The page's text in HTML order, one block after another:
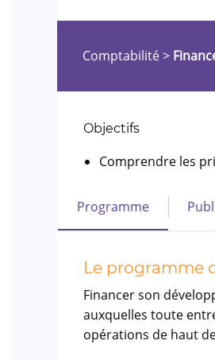
Comptabilité>
Objectifs
Comprendre les
Programme
Le programme
Financer son
auxquelles toute
opérations de haut